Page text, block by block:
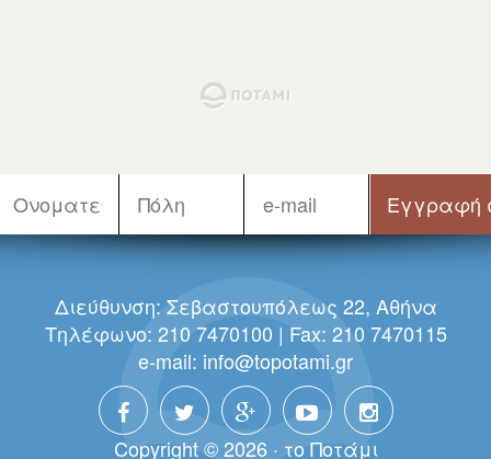
Διεύθυνση: Σεβαστουπόλεως 22, Αθήνα
Τηλέφωνο: 210 7470100 | Fax: 210 7470115
e-mail: info@topotami.gr
Copyright © 2026 · τo Πoτάμι